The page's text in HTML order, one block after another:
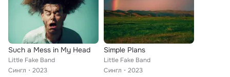
Such a Mess in My Head
Little Fake Band
Сингл
2023
Simple Plans
Little Fake Band
Сингл
2023